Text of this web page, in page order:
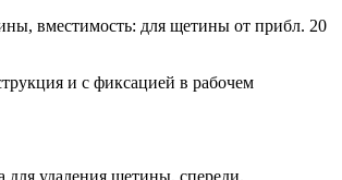
вместимость: для щетины от прибл. 20
и с фиксацией в рабочем